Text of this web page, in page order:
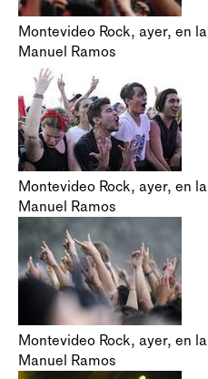
Montevideo Rock, ayer, en
Manuel Ramos
Montevideo Rock, ayer, en
Manuel Ramos
Montevideo Rock, ayer, en
Manuel Ramos